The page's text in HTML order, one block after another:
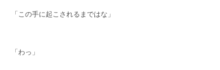
「この手に起こされるまではな」
「わっ」